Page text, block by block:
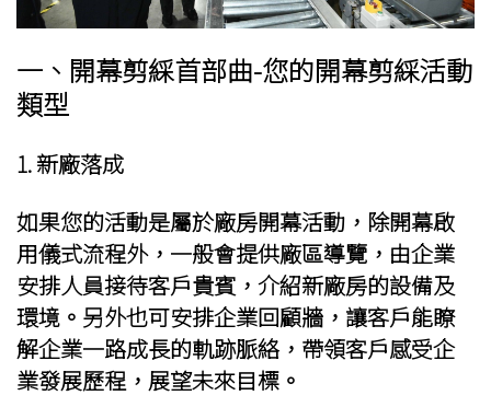
一、 開幕剪綵首部曲-您的開幕剪綵活動
類型
1.新廠落成
如果您的活動是屬於廠房開幕活動 ，除開幕啟
用儀式流程外，一般會提供廠區導覽，由企業
安排人員接待客戶貴賓，介紹新廠房的設備及
環境。另外也可安排企業回顧牆，讓客戶能瞭
解企業一路成長的軌跡脈絡，帶領客戶感受企
業發展歷程，展望未來目標。